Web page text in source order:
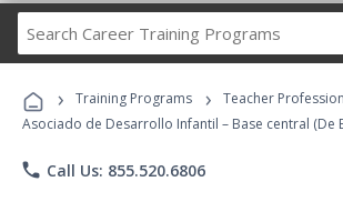
Career
Programs
› Training Programs › Teacher
Asociado de Desarrollo Infantil – Base central (De
phone Call Us: 855.520.6806